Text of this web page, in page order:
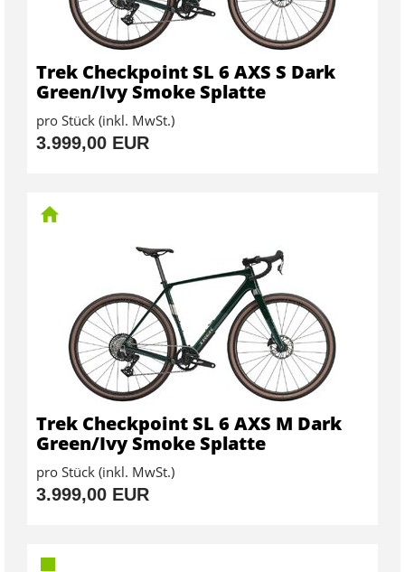
Trek Checkpoint SL 6 AXS S Dark
Green/Ivy Smoke Splatte
pro Stück (inkl. MwSt.)
3.999,00 EUR
Trek Checkpoint SL 6 AXS M Dark
Green/Ivy Smoke Splatte
pro Stück (inkl. MwSt.)
3.999,00 EUR